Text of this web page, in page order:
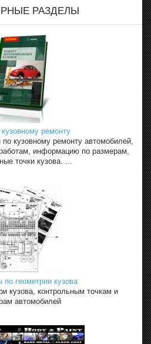
РАЗДЕЛЫ
кузовному ремонту
по кузовному ремонту автомобилей,
информацию по размерам,
точки кузова. ...
по геометрии кузова
кузова, контрольным точкам и
автомобилей